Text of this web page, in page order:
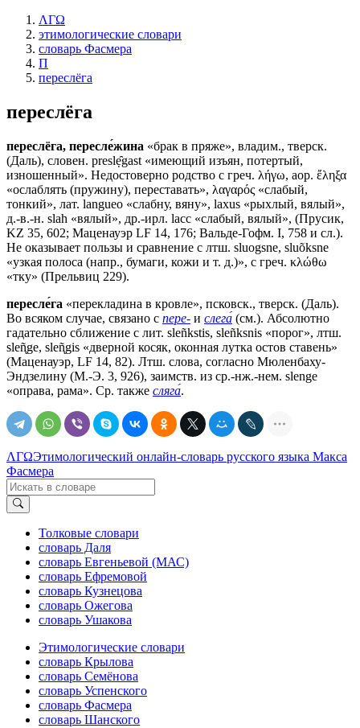
ΛΓΩ
этимологические словари
словарь Фасмера
П
переслёга
переслёга
переслёга, пересле́жина «брак в пряже», владим., тверск.
(Даль), словен. preslẹ̑gast «имеющий изъян, потертый,
изношенный». Недостоверно родство с греч. λήγω, аор. ἔληξα
«ослаблять (пружину), переставать», λαγαρός «слабый,
тонкий», лат. langueo «слабну, вяну», lахus «рыхлый, вялый»,
д.-в.-н. slah «вялый», др.-ирл. lасс «слабый, вялый», (Прусик,
KZ 35, 602; Маценауэр LF 14, 176; Вальде-Гофм. I, 758 и сл.).
Не оказывает пользы и сравнение с лтш. sluogsne, sluõksnе
«узкая полоса (напр., бумаги, кожи и т. д.)», с греч. κλώθω
«тку» (Прельвиц 229).
пересле́га «перекладина в кровле», псковск., тверск. (Даль).
Во всяком случае, связано с пере- и слега́ (см.). Абсолютно
гадательно сближение с лит. sleñkstis, sleñksnis «порог», лтш.
slеñ̨gе, slеñ̨gis «дверной косяк, оконная лутка остов ставень»
(Маценауэр, LF 14, 82). Лтш. слова, согласно Мюленбаху-
Эндзелину (М.-Э. 3, 926), заимств. из ср.-нж.-нем. slenge
«оправа, рама». Ср. также сляга́.
ΛΓΩЭтимологический онлайн-словарь русского языка Макса
Фасмера
Толковые словари
словарь Даля
словарь Евгеньевой (МАС)
словарь Ефремовой
словарь Кузнецова
словарь Ожегова
словарь Ушакова
Этимологические словари
словарь Крылова
словарь Семёнова
словарь Успенского
словарь Фасмера
словарь Шанского